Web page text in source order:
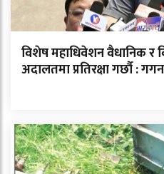
विशेष महाधिवेशन वैधानिक र
अदालतमा प्रतिरक्षा गर्छौ :